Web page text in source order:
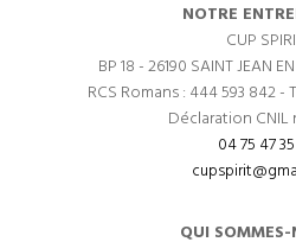
NOTRE
CUP
BP 18 - 26190 SAINT JEAN
RCS Romans : 444 593 842 -
Déclaration CNIL
04 75 47
QUI SOMMES-